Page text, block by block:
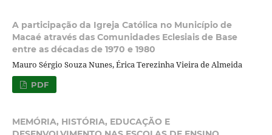
A participação da Igreja Católica no Município de
Macaé através das Comunidades Eclesiais de Base
entre as décadas de 1970 e 1980
Mauro Sérgio Souza Nunes, Érica Terezinha Vieira de Almeida
PDF
MEMÓRIA, HISTÓRIA, EDUCAÇÃO E